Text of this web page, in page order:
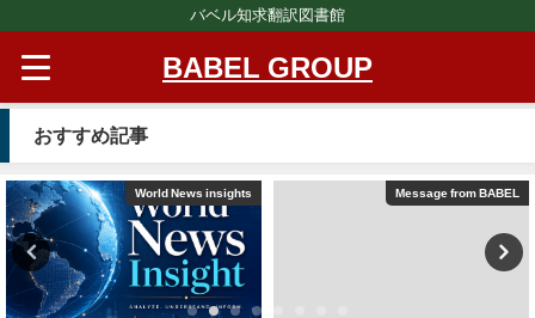
バベル知求翻訳図書館
BABEL GROUP
おすすめ記事
World News insights Message from BABEL